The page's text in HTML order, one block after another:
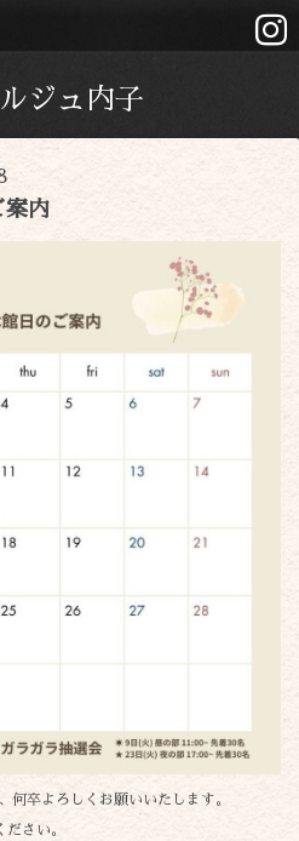
ジュ内子
内
何卒よろしくお願いいたします。
さい。